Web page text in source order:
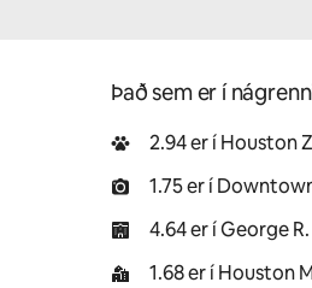
Það sem er í
2.94 er í Houston
1.75 er í
4.64 er í George
1.68 er í Houston